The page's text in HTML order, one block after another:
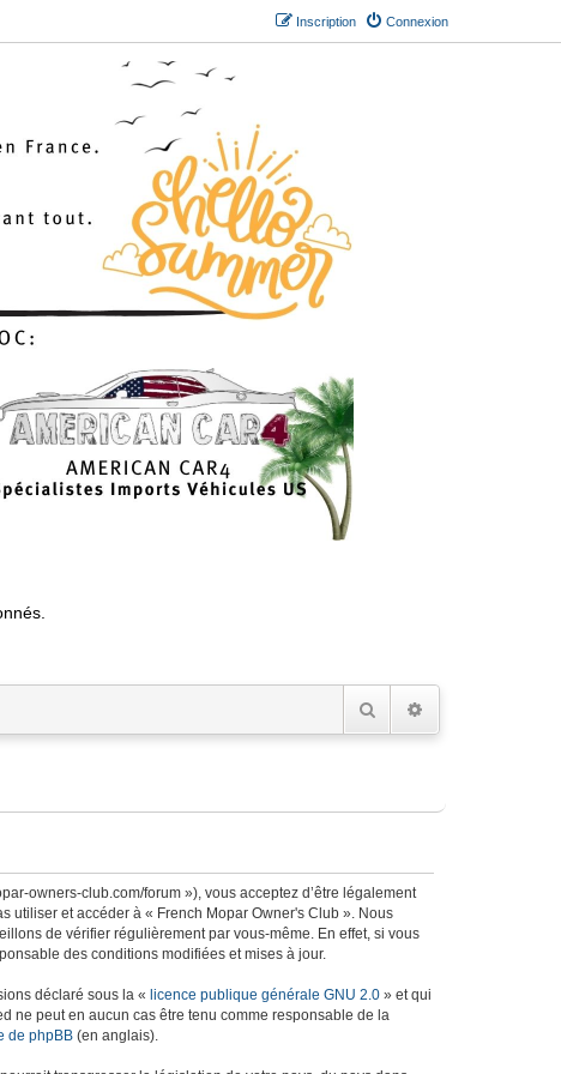
Connexion
Inscription
RechercherRecherche avancée
owners-club.com/forum »), vous acceptez d’être légalement
utiliser et accéder à « French Mopar Owner's Club ». Nous
de vérifier régulièrement par vous-même. En effet, si vous
des conditions modifiées et mises à jour.
déclaré sous la « licence publique générale GNU 2.0 » et qui
ne peut en aucun cas être tenu comme responsable de la
de phpBB (en anglais).